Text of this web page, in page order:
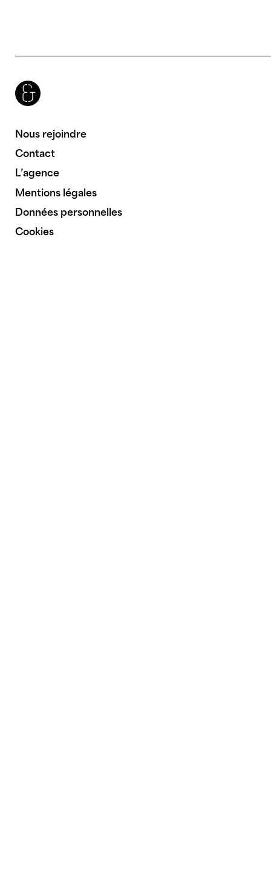
Nous rejoindre
Contact
L’agence
Mentions légales
Données personnelles
Cookies